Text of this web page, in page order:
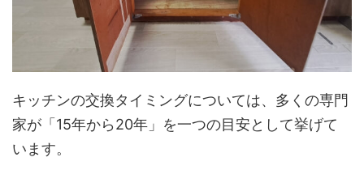
キッチンの交換タイミングについては、多くの専門
家が「15年から20年」を一つの目安として挙げて
います。